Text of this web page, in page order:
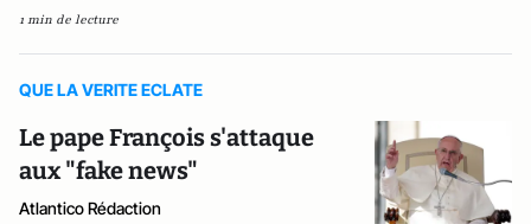
1 min de lecture
QUE LA VERITE ECLATE
Le pape François s'attaque
aux "fake news"
Atlantico Rédaction